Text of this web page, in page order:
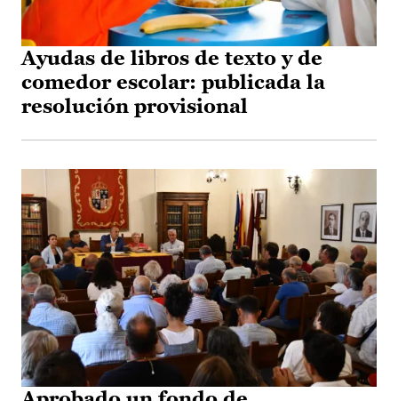
Ayudas de libros de texto y de
comedor escolar: publicada la
resolución provisional